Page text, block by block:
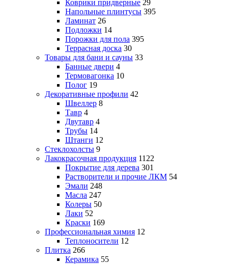
Коврики придверные 29
Напольные плинтусы 395
Ламинат 26
Подложки 14
Порожки для пола 395
Террасная доска 30
Товары для бани и сауны 33
Банные двери 4
Термовагонка 10
Полог 19
Декоративные профили 42
Швеллер 8
Тавр 4
Двутавр 4
Трубы 14
Штанги 12
Стеклохолсты 9
Лакокрасочная продукция 1122
Покрытие для дерева 301
Растворители и прочие ЛКМ 54
Эмали 248
Масла 247
Колеры 50
Лаки 52
Краски 169
Профессиональная химия 12
Теплоносители 12
Плитка 266
Керамика 55